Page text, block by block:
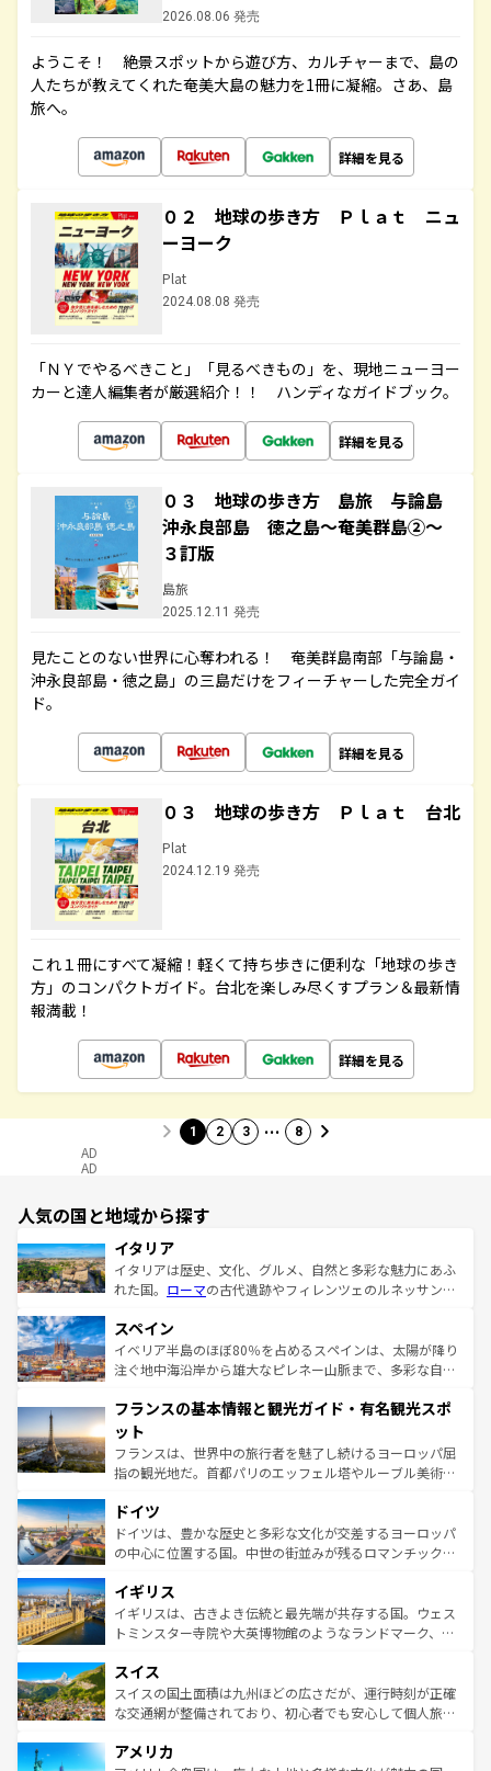
2026.08.06 発売
ようこそ！ 絶景スポットから遊び方、カルチャーまで、島の
人たちが教えてくれた奄美大島の魅力を1冊に凝縮。さあ、島
旅へ。
詳細を見る
０２ 地球の歩き方 Ｐｌａｔ ニュ
ーヨーク
Plat
2024.08.08 発売
「ＮＹでやるべきこと」「見るべきもの」を、現地ニューヨー
カーと達人編集者が厳選紹介！！ ハンディなガイドブック。
詳細を見る
０３ 地球の歩き方 島旅 与論島
沖永良部島 徳之島～奄美群島②～
３訂版
島旅
2025.12.11 発売
見たことのない世界に心奪われる！ 奄美群島南部「与論島・
沖永良部島・徳之島」の三島だけをフィーチャーした完全ガイ
ド。
詳細を見る
０３ 地球の歩き方 Ｐｌａｔ 台北
Plat
2024.12.19 発売
これ１冊にすべて凝縮！軽くて持ち歩きに便利な「地球の歩き
方」のコンパクトガイド。台北を楽しみ尽くすプラン＆最新情
報満載！
詳細を見る
1 2 3 … 8
AD
AD
人気の国と地域から探す
イタリア
イタリアは歴史、文化、グルメ、自然と多彩な魅力にあふ
れた国。 ローマの古代遺跡やフィレンツェのルネッサンス
ろん、トスカーナの美しい田園風景やアマルフィ海岸の絶
景など、自然景観も見逃せない。観光の合間には、本場の
ピザやパスタなど、絶品のイタリア料理を堪能することも
ませてくれるイタリアで、忘れられない旅をしてみよう！
なお、新着のイタリア情報は
しい。
スペイン
イベリア半島のほぼ80％を占めるスペインは、太陽が降り
注ぐ地中海沿岸から雄大なピレネー山脈まで、多彩な自然
文化が根付くこの国では、情熱的なフラメンコ、熱気あふ
れる闘牛、そして美味しいタパスが生活の一部となってい
る。首都マドリードの洗練された雰囲気や、バルセロナの
アートに溢れた街角から、地方では古代ローマ遺跡や中世
せる。地方によって風土や気候が異なるスペインはその個
性で訪れる人を魅了する。 なお、新着のスペイン情報は コ
ンテンツ一覧を参照してほしい。
フランスの基本情報と観光ガイド・有名観光スポ
ット
フランスは、世界中の旅行者を魅了し続けるヨーロッパ屈
指の観光地だ。首都パリのエッフェル塔やルーブル美術館
で、幅広い魅力が詰まっている。華麗な宮殿、歴史的な大
聖堂、美しいビーチ、そして豊かな自然が、訪れる者を心
から魅了する。また、フランスは美食の国としても知ら
いる。シャンパンの発祥地であるランス、プロヴァンスの
香り高いラベンダー畑など、多彩な楽しみ方が可能だ。さ
らに、パリ以外の地域にも魅力が溢れており、どの街角に
れる地方に足を運ぶとそれぞれで全く異なる文化を体験で
きるだろう。 なお、新着のフランス情報はコンテンツ一覧
を参照してほしい。
ドイツ
ドイツは、豊かな歴史と多彩な文化が交差するヨーロッパ
の中心に位置する国。中世の街並みが残るロマンチック街
顔を持つこの国は、どこを歩いても飽きることがない。ベ
ルリンの文化的活気、バイエルン州のアルプスの絶景、そ
してライン川沿いのワイン畑といった風景は必見。ビール
は、お酒好きな人にはぜひ体験してほしい。 なお、新着の
ドイツ情報はコンテンツ一覧を参照してほしい。
イギリス
イギリスは、古きよき伝統と最先端が共存する国。ウェス
トミンスター寺院や大英博物館のようなランドマーク、歴
リアごとに異なる魅力がある。また、優雅なアフタヌーン
ティー、ビール好きにはたまらない英国パブ、サッカー観
戦など、本場だからこそできる体験も豊富。イギリスを旅
ンツ一覧を参照してほしい。
スイス
スイスの国土面積は九州ほどの広さだが、運行時刻が正確
な交通網が整備されており、初心者でも安心して個人旅行
の建物がそのまま残る町や、スイスならではのユニークな
アメリカ